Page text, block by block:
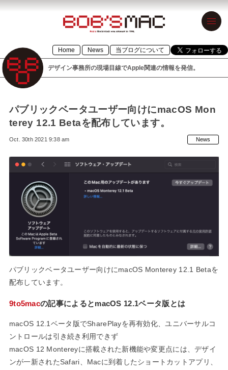
BOB’S MAC
ボブズマック
デザイン事務
でApple関連の
情報を発信。
1996年設立の
「BOB’S
MACINTOSH」
が令和元年に
MAC」として
復活！
Home News 当ブログについて
デザイン事務所の現場目線でApple関連の情報を発信。
パブリックベータユーザー向けにmacOS Mon
terey 12.1 Betaを配布しています。
Oct. 30th 2021 9:38 am News
パブリックベータユーザー向けにmacOS Monterey 12.1 Betaを
配布しています。
9to5macの記事によるとmacOS 12.1ベータ版とは
macOS 12.1ベータ版でSharePlayを再有効化、ユニバーサルコ
ントロールは引き続き利用できず
macOS 12 Montereyに搭載された新機能や変更点には、デザイ
ンが一新されたSafari、Macに到着したショートカットアプリ、